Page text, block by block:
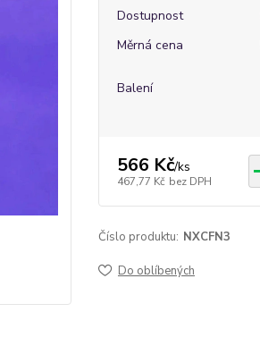
Dostupnost
Měrná cena
Balení
566 Kč/ks
467,77 Kč bez DPH
Číslo produktu: NXCFN3
Do oblíbených